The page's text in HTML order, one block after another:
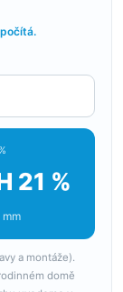
21 %
a montáže).
domě